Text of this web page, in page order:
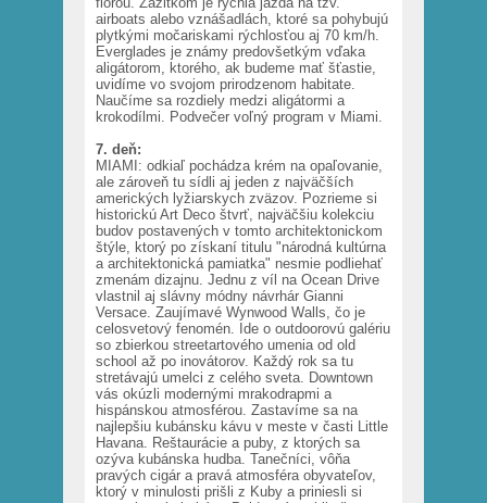
airboats alebo vznášadlách, ktoré sa pohybujú
plytkými močariskami rýchlosťou aj 70 km/h.
Everglades je známy predovšetkým vďaka
aligátorom, ktorého, ak budeme mať šťastie,
uvidíme vo svojom prirodzenom habitate.
Naučíme sa rozdiely medzi aligátormi a
krokodílmi. Podvečer voľný program v Miami.
7. deň:
MIAMI: odkiaľ pochádza krém na opaľovanie,
ale zároveň tu sídli aj jeden z najväčších
amerických lyžiarskych zväzov. Pozrieme si
historickú Art Deco štvrť, najväčšiu kolekciu
budov postavených v tomto architektonickom
štýle, ktorý po získaní titulu "národná kultúrna
a architektonická pamiatka" nesmie podliehať
zmenám dizajnu. Jednu z víl na Ocean Drive
vlastnil aj slávny módny návrhár Gianni
Versace. Zaujímavé Wynwood Walls, čo je
celosvetový fenomén. Ide o outdoorovú galériu
so zbierkou streetartového umenia od old
school až po inovátorov. Každý rok sa tu
stretávajú umelci z celého sveta. Downtown
vás okúzli modernými mrakodrapmi a
hispánskou atmosférou. Zastavíme sa na
najlepšiu kubánsku kávu v meste v časti Little
Havana. Reštaurácie a puby, z ktorých sa
ozýva kubánska hudba. Tanečníci, vôňa
pravých cigár a pravá atmosféra obyvateľov,
ktorý v minulosti prišli z Kuby a priniesli si